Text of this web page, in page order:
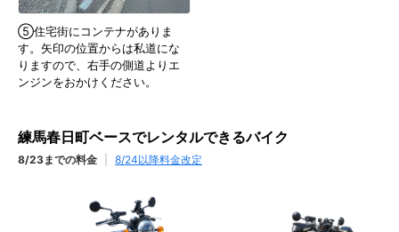
⑤住宅街にコンテナがありま
す。矢印の位置からは私道にな
りますので、右手の側道よりエ
ンジンをおかけください。
練馬春日町ベースでレンタルできるバイク
8/23までの料金 8/24以降料金改定